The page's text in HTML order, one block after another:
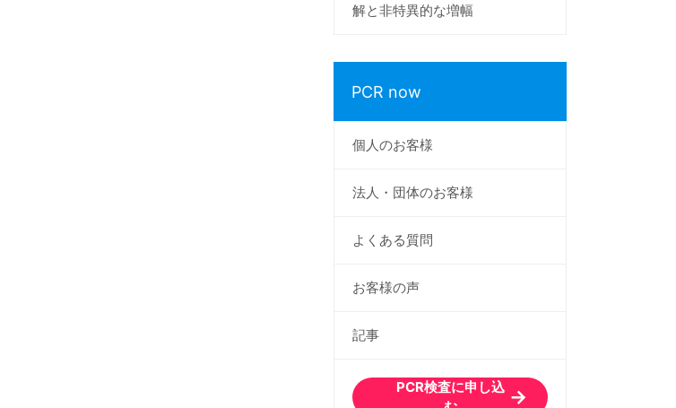
解と非特異的な増幅
PCR now
個人のお客様
法人・団体のお客様
よくある質問
お客様の声
記事
PCR検査に申し込